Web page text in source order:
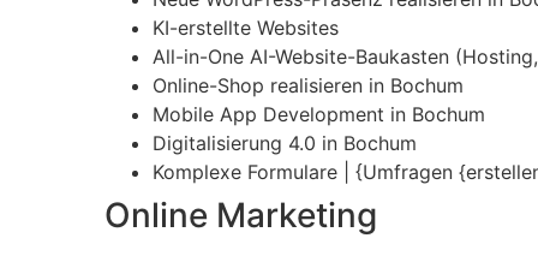
KI-erstellte Websites
All-in-One AI-Website-Baukasten
Online-Shop realisieren in Bochum
Mobile App Development in Bochum
Digitalisierung 4.0 in Bochum
Komplexe Formulare | {Umfragen
Online Marketing